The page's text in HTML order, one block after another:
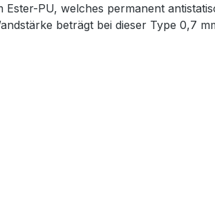
PU, welches permanent
beträgt bei dieser Type 0,7